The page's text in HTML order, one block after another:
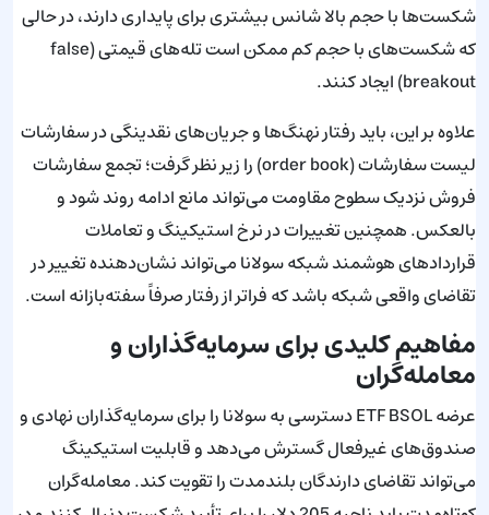
شکست‌ها با حجم بالا شانس بیشتری برای پایداری دارند، در حالی
که شکست‌های با حجم کم ممکن است تله‌های قیمتی (false
breakout) ایجاد کنند.
علاوه بر این، باید رفتار نهنگ‌ها و جریان‌های نقدینگی در سفارشات
لیست سفارشات (order book) را زیر نظر گرفت؛ تجمع سفارشات
فروش نزدیک سطوح مقاومت می‌تواند مانع ادامه روند شود و
بالعکس. همچنین تغییرات در نرخ استیکینگ و تعاملات
قراردادهای هوشمند شبکه سولانا می‌تواند نشان‌دهنده تغییر در
تقاضای واقعی شبکه باشد که فراتر از رفتار صرفاً سفته‌بازانه است.
مفاهیم کلیدی برای سرمایه‌گذاران و
معامله‌گران
عرضه ETF BSOL دسترسی به سولانا را برای سرمایه‌گذاران نهادی و
صندوق‌های غیرفعال گسترش می‌دهد و قابلیت استیکینگ
می‌تواند تقاضای دارندگان بلندمدت را تقویت کند. معامله‌گران